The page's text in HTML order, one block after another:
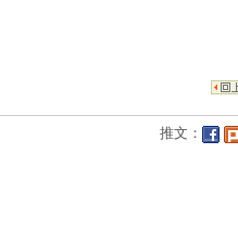
推文：